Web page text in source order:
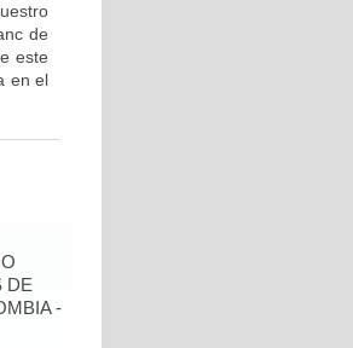
de
este
en el
DE
-